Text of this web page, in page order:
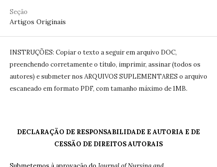
Seção
Artigos Originais
INSTRUÇÕES: Copiar o texto a seguir em arquivo DOC,
preenchendo corretamente o título, imprimir, assinar (todos os
autores) e submeter nos ARQUIVOS SUPLEMENTARES o arquivo
escaneado em formato PDF, com tamanho máximo de 1MB.
DECLARAÇÃO DE RESPONSABILIDADE E AUTORIA E DE
CESSÃO DE DIREITOS AUTORAIS